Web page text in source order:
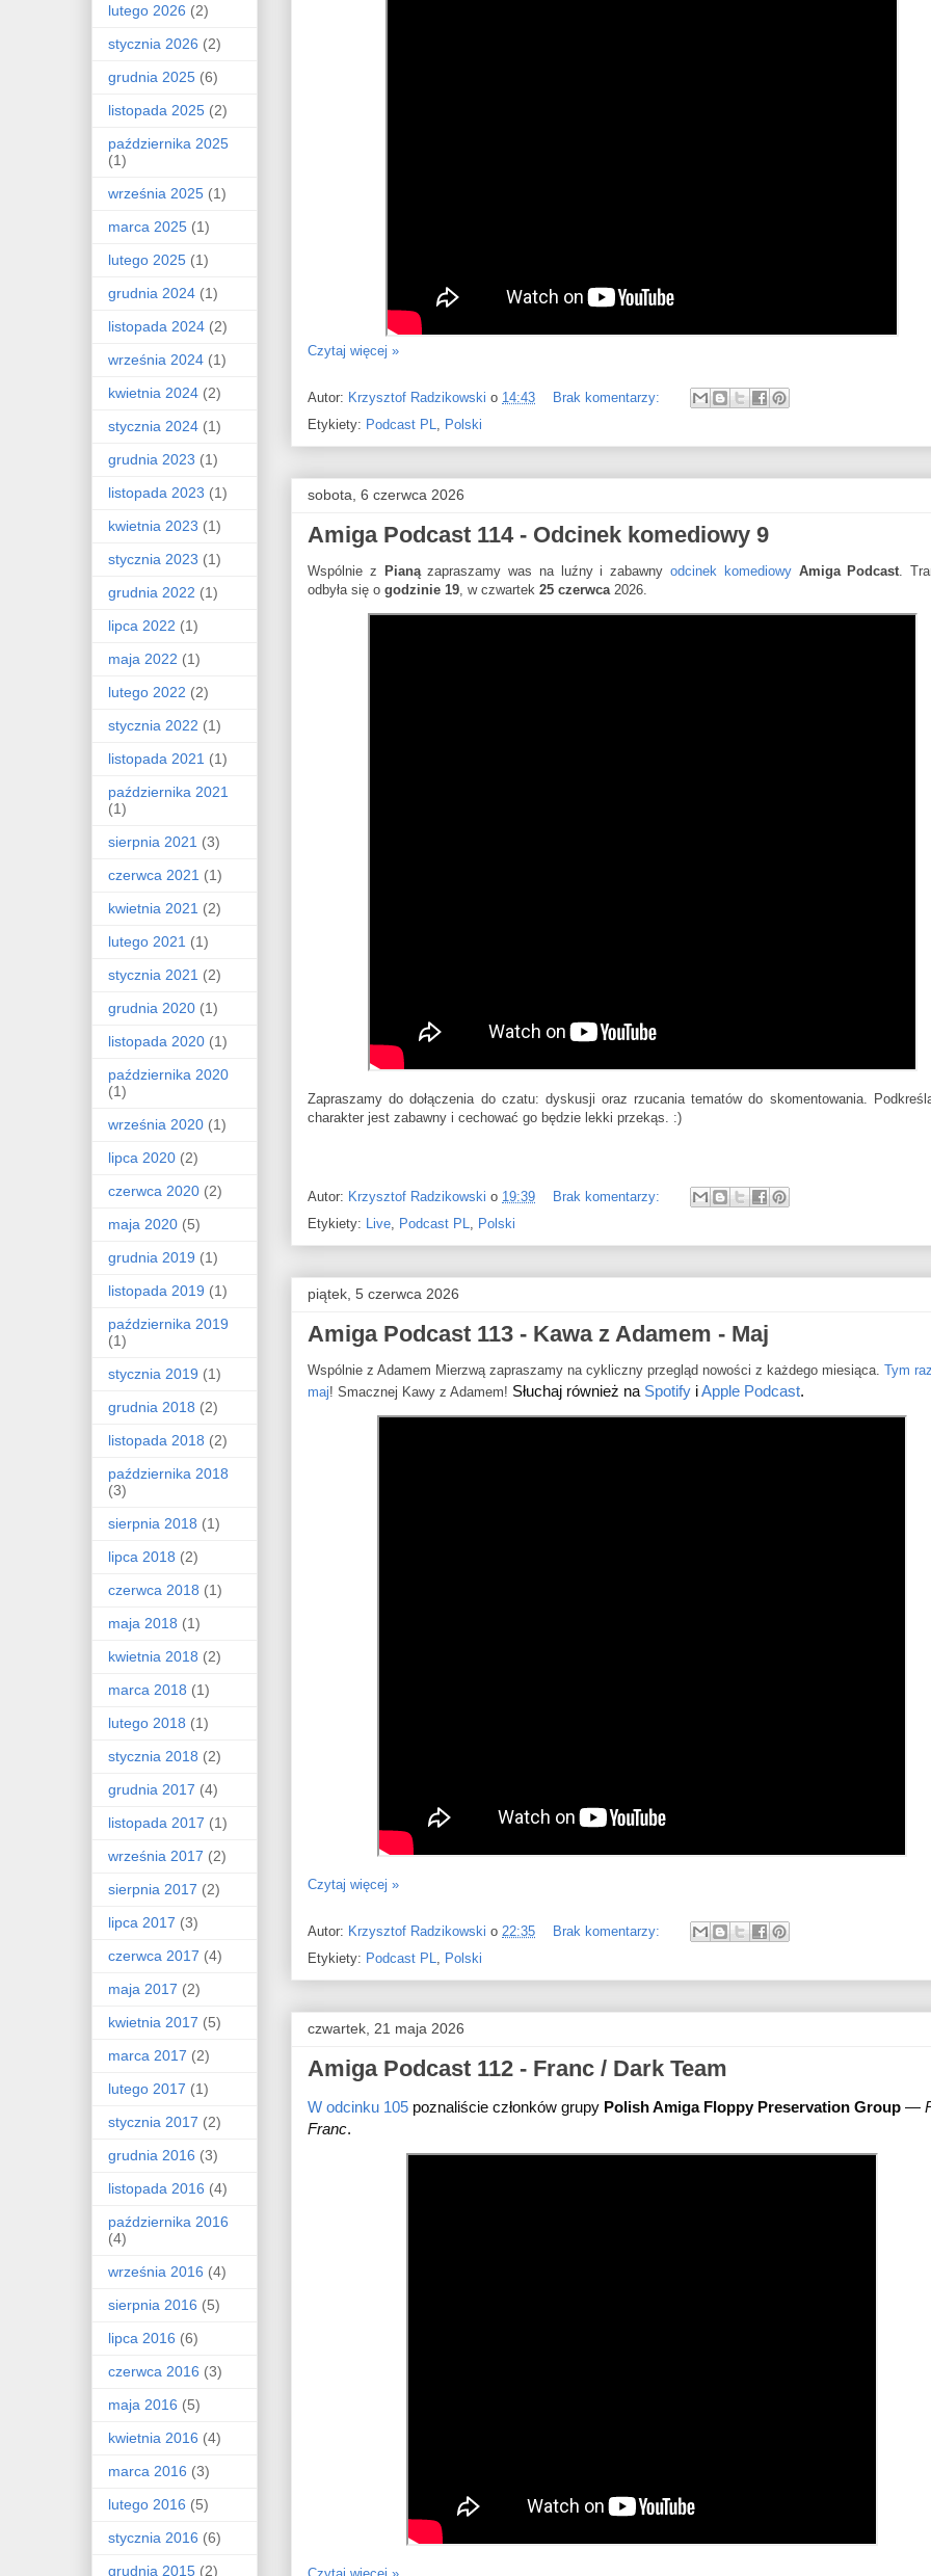
Czytaj więcej »
Autor: Krzysztof Radzikowski o 14:43
Brak komentarzy:
Etykiety: Podcast PL, Polski
sobota, 6 czerwca 2026
Amiga Podcast 114 - Odcinek komediowy 9
Wspólnie z Pianązapraszamy was na luźny i zabawny odcinek komediowy Amiga Podcast.
odbyła się o godzinie 19, w czwartek 25 czerwca2026.
Zapraszamy do dołączenia do czatu: dyskusji oraz rzucania tematów do skomentowania.
charakter jest zabawny i cechować go będzie lekki przekąs. :)
Autor: Krzysztof Radzikowski o 19:39
Brak komentarzy:
Etykiety: Live, Podcast PL, Polski
piątek, 5 czerwca 2026
Amiga Podcast 113 - Kawa z Adamem - Maj
Wspólnie z Adamem Mierzwą zapraszamy na cykliczny przegląd nowości z każdego miesiąca. Tym
maj! Smacznej Kawy z Adamem! Słuchaj również na Spotify i Apple Podcast.
Czytaj więcej »
Autor: Krzysztof Radzikowski o 22:35
Brak komentarzy:
Etykiety: Podcast PL, Polski
czwartek, 21 maja 2026
Amiga Podcast 112 - Franc / Dark Team
W odcinku 105 poznaliście członków grupy Polish Amiga Floppy Preservation Group —
Franc.
lutego 2026 (2)
stycznia 2026 (2)
grudnia 2025 (6)
listopada 2025 (2)
października 2025
(1)
września 2025 (1)
marca 2025 (1)
lutego 2025 (1)
grudnia 2024 (1)
listopada 2024 (2)
września 2024 (1)
kwietnia 2024 (2)
stycznia 2024 (1)
grudnia 2023 (1)
listopada 2023 (1)
kwietnia 2023 (1)
stycznia 2023 (1)
grudnia 2022 (1)
lipca 2022 (1)
maja 2022 (1)
lutego 2022 (2)
stycznia 2022 (1)
listopada 2021 (1)
października 2021
(1)
sierpnia 2021 (3)
czerwca 2021 (1)
kwietnia 2021 (2)
lutego 2021 (1)
stycznia 2021 (2)
grudnia 2020 (1)
listopada 2020 (1)
października 2020
(1)
września 2020 (1)
lipca 2020 (2)
czerwca 2020 (2)
maja 2020 (5)
grudnia 2019 (1)
listopada 2019 (1)
października 2019
(1)
stycznia 2019 (1)
grudnia 2018 (2)
listopada 2018 (2)
października 2018
(3)
sierpnia 2018 (1)
lipca 2018 (2)
czerwca 2018 (1)
maja 2018 (1)
kwietnia 2018 (2)
marca 2018 (1)
lutego 2018 (1)
stycznia 2018 (2)
grudnia 2017 (4)
listopada 2017 (1)
września 2017 (2)
sierpnia 2017 (2)
lipca 2017 (3)
czerwca 2017 (4)
maja 2017 (2)
kwietnia 2017 (5)
marca 2017 (2)
lutego 2017 (1)
stycznia 2017 (2)
grudnia 2016 (3)
listopada 2016 (4)
października 2016
(4)
września 2016 (4)
sierpnia 2016 (5)
lipca 2016 (6)
czerwca 2016 (3)
maja 2016 (5)
kwietnia 2016 (4)
marca 2016 (3)
lutego 2016 (5)
stycznia 2016 (6)
grudnia 2015 (2)